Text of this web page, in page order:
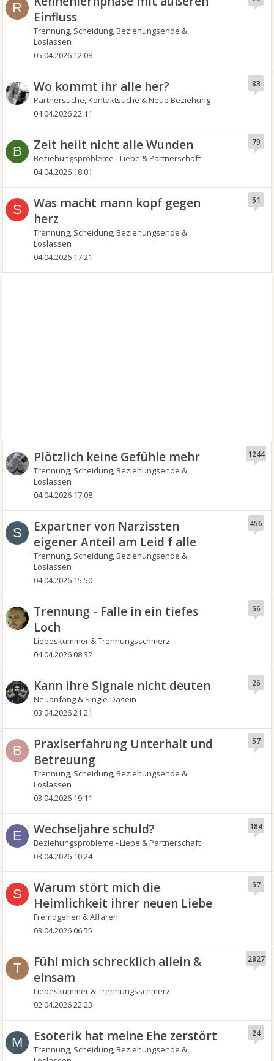
R
Einfluss
Trennung, Scheidung, Beziehungsende &
Loslassen
05.04.2026 12:08
Wo kommt ihr alle her?
Partnersuche, Kontaktsuche & Neue Beziehung
83
04.04.2026 22:11
B Zeit heilt nicht alle Wunden
Beziehungsprobleme - Liebe & Partnerschaft
79
04.04.2026 18:01
S
Was macht mann kopf gegen
herz
Trennung, Scheidung, Beziehungsende &
Loslassen
51
04.04.2026 17:21
Plötzlich keine Gefühle mehr
Trennung, Scheidung, Beziehungsende &
Loslassen
1244
04.04.2026 17:08
S
Expartner von Narzissten
eigener Anteil am Leid f alle
Trennung, Scheidung, Beziehungsende &
Loslassen
456
04.04.2026 15:50
Trennung - Falle in ein tiefes
Loch
Liebeskummer & Trennungsschmerz
56
04.04.2026 08:32
Kann ihre Signale nicht deuten
Neuanfang & Single-Dasein
26
03.04.2026 21:21
B
Praxiserfahrung Unterhalt und
Betreuung
Trennung, Scheidung, Beziehungsende &
Loslassen
57
03.04.2026 19:11
E Wechseljahre schuld?
Beziehungsprobleme - Liebe & Partnerschaft
184
03.04.2026 10:24
S
Warum stört mich die
Heimlichkeit ihrer neuen Liebe
Fremdgehen & Affären
57
03.04.2026 06:55
T
Fühl mich schrecklich allein &
einsam
Liebeskummer & Trennungsschmerz
2827
02.04.2026 22:23
M Esoterik hat meine Ehe zerstört
Trennung, Scheidung, Beziehungsende &
24